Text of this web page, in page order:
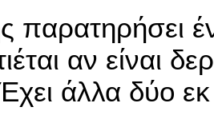
παρατηρήσει
αν είναι
άλλα δύο